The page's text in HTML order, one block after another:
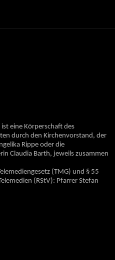
eine Körperschaft des
durch den Kirchenvorstand, der
Rippe oder die
Claudia Barth, jeweils zusammen
(TMG) und § 55
(RStV): Pfarrer Stefan